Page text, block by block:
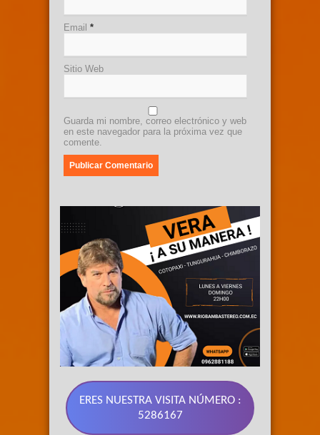
Email *
Sitio Web
Guarda mi nombre, correo electrónico y web
en este navegador para la próxima vez que
comente.
ERES NUESTRA VISITA NÚMERO :
5286167